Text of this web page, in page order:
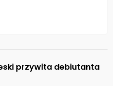
przywita debiutanta